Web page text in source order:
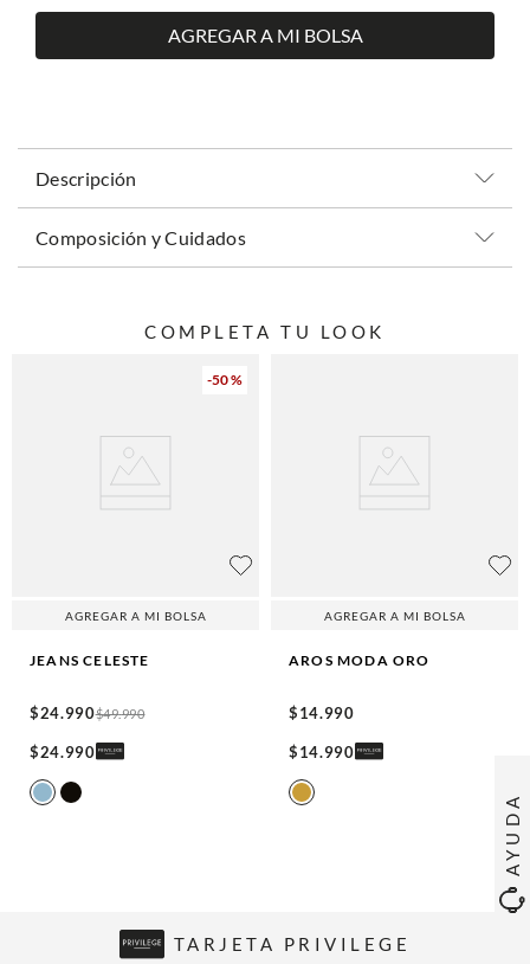
AYUDA
AGREGAR A MI BOLSA
Descripción
Composición y Cuidados
COMPLETA TU LOOK
-50 %
AGREGAR A MI BOLSA
JEANS CELESTE
$24.990$49.990
$24.990
AGREGAR A MI BOLSA
AROS MODA ORO
$14.990
$14.990
TARJETA PRIVILEGE